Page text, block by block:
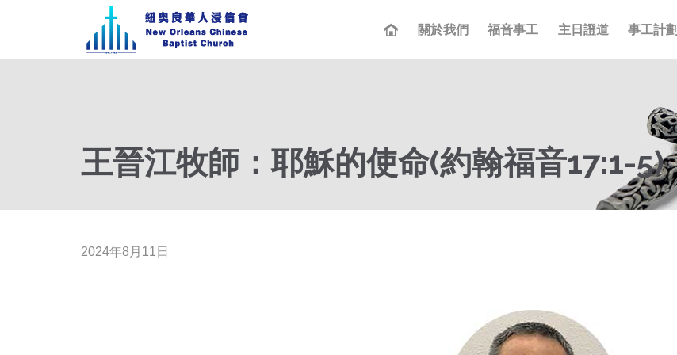
關於我們 福音事工 主日證道 事工計劃
王晉江牧師：耶穌的使命(約翰福音17:1-5)
2024年8月11日